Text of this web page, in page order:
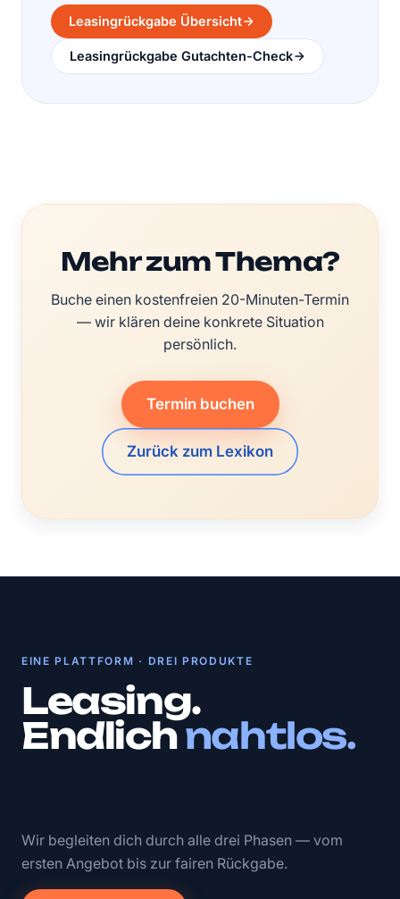
Leasingrückgabe Übersicht
Leasingrückgabe Gutachten-Check
Mehr zum Thema?
Buche einen kostenfreien 20-Minuten-Termin
— wir klären deine konkrete Situation
persönlich.
Termin buchen
Zurück zum Lexikon
EINE PLATTFORM · DREI PRODUKTE
Leasing.
Endlichnahtlos.
Wir begleiten dich durch alle drei Phasen — vom
ersten Angebot bis zur fairen Rückgabe.